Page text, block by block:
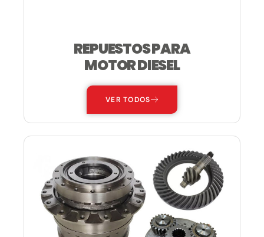
REPUESTOS PARA
MOTOR DIESEL
VER TODOS